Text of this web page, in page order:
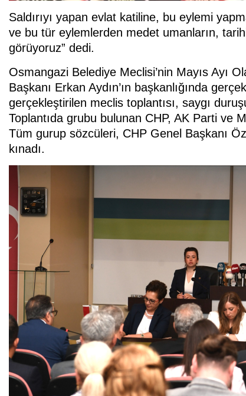
Saldırıyı yapan evlat katiline, bu eylemi
ve bu tür eylemlerden medet umanların,
görüyoruz” dedi.
Osmangazi Belediye Meclisi’nin Mayıs Ayı
Başkanı Erkan Aydın’ın başkanlığında
gerçekleştirilen meclis toplantısı, saygı
Toplantıda grubu bulunan CHP, AK Parti ve
Tüm gurup sözcüleri, CHP Genel Başkanı
kınadı.